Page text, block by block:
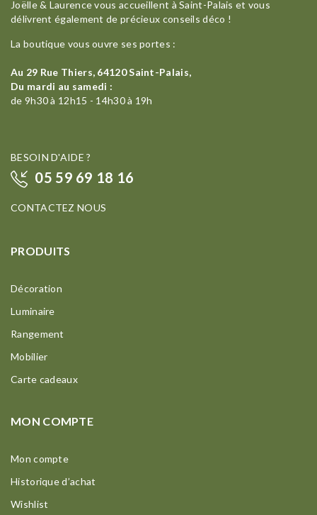
Joëlle & Laurence vous accueillent à Saint-Palais et vous
délivrent également de précieux conseils déco !
La boutique vous ouvre ses portes :
Au 29 Rue Thiers, 64120 Saint-Palais,
Du mardi au samedi :
de 9h30 à 12h15 - 14h30 à 19h
BESOIN D'AIDE ?
05 59 69 18 16
CONTACTEZ NOUS
PRODUITS
Décoration
Luminaire
Rangement
Mobilier
Carte cadeaux
MON COMPTE
Mon compte
Historique d’achat
Wishlist